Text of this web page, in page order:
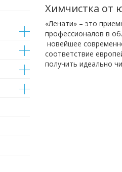
Химчистка от
«Ленати» – это
профессионалов в
новейшее
соответствие
получить идеально